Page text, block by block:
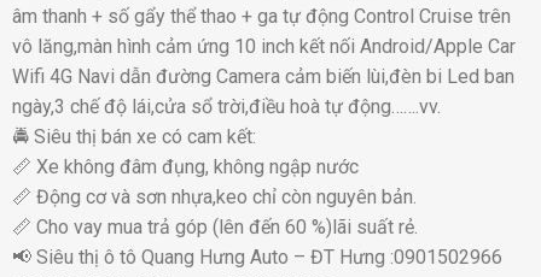
âm thanh + số gẩy thể thao + ga tự động Control Cruise trên
vô lăng,màn hình cảm ứng 10 inch kết nối Android/Apple Car
Wifi 4G Navi dẫn đường Camera cảm biến lùi,đèn bi Led ban
ngày,3 chế độ lái,cửa sổ trời,điều hoà tự động…….vv.
🚔 Siêu thị bán xe có cam kết:
📏 Xe không đâm đụng, không ngập nước
📏 Động cơ và sơn nhựa,keo chỉ còn nguyên bản.
📏 Cho vay mua trả góp (lên đến 60 %)lãi suất rẻ.
📢 Siêu thị ô tô Quang Hưng Auto – ĐT Hưng :0901502966